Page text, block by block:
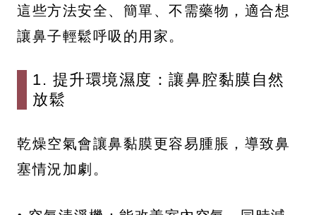
這些方法安全、簡單、不需藥物，適合想
讓鼻子輕鬆呼吸的用家。
1. 提升環境濕度：讓鼻腔黏膜自然
放鬆
乾燥空氣會讓鼻黏膜更容易腫脹，導致鼻
塞情況加劇。